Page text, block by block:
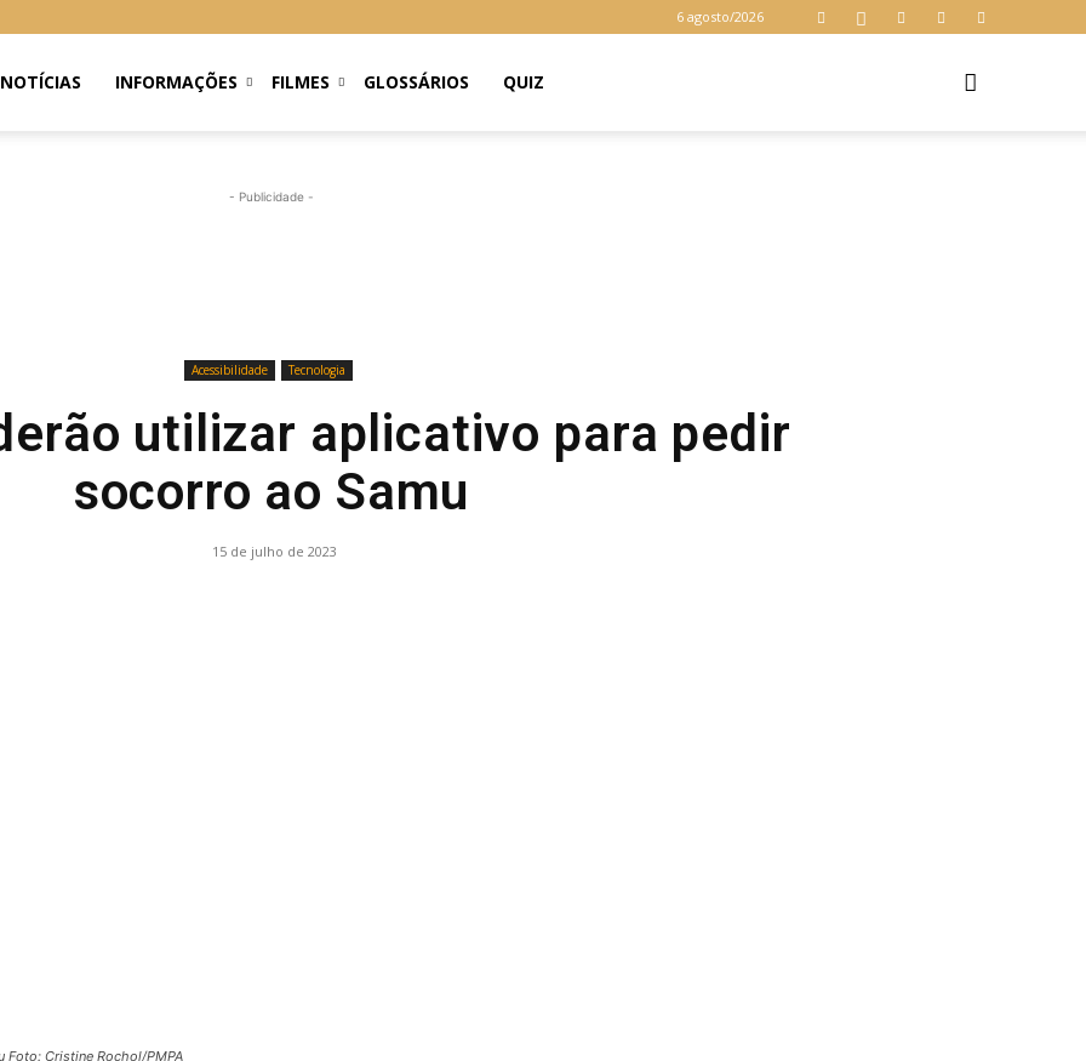
6 agosto/2026
NOTÍCIAS INFORMAÇÕES FILMES GLOSSÁRIOS QUIZ
- Publicidade -
Acessibilidade Tecnologia
utilizar aplicativo para pedir
socorro ao Samu
15 de julho de 2023
Foto: Cristine Rochol/PMPA